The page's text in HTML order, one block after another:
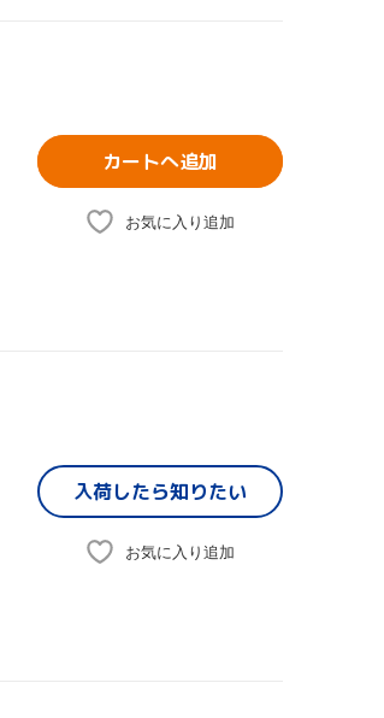
カートへ追加
お気に入り追加
入荷したら知りたい
お気に入り追加